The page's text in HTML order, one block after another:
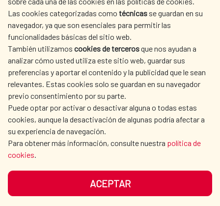
Las cookies categorizadas como técnicas se guardan en su
navegador, ya que son esenciales para permitir las
funcionalidades básicas del sitio web.
También utilizamos cookies de tercerosque nos ayudan a
analizar cómo usted utiliza este sitio web, guardar sus
preferencias y aportar el contenido y la publicidad que le sean
relevantes. Estas cookies solo se guardan en su navegador
previo consentimiento por su parte.
Puede optar por activar o desactivar alguna o todas estas
cookies, aunque la desactivación de algunas podría afectar a
su experiencia de navegación.
Para obtener más información, consulte nuestra política de
cookies.
ACEPTAR
AECID
WHERE DO WE COOPERATE?
SPANISH HUMANITARIAN
ACTION
PRESS ROOM
CULTURE AND SCIENCE LIBRARY
OUR SOCIAL MEDIA
DATA PROTECTION